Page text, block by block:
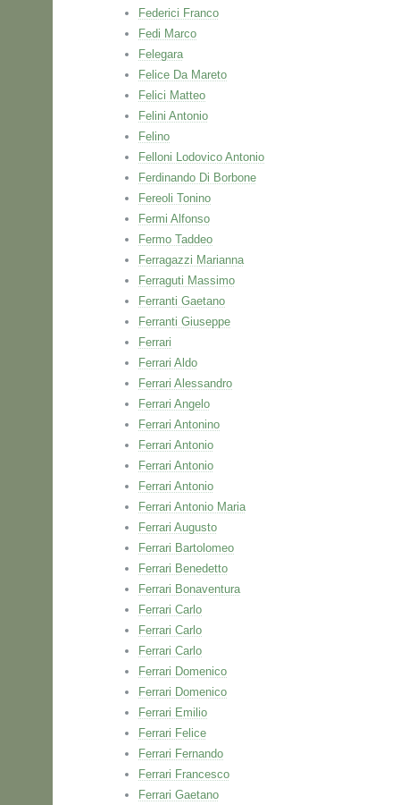
Federici Franco
Fedi Marco
Felegara
Felice Da Mareto
Felici Matteo
Felini Antonio
Felino
Felloni Lodovico Antonio
Ferdinando Di Borbone
Fereoli Tonino
Fermi Alfonso
Fermo Taddeo
Ferragazzi Marianna
Ferraguti Massimo
Ferranti Gaetano
Ferranti Giuseppe
Ferrari
Ferrari Aldo
Ferrari Alessandro
Ferrari Angelo
Ferrari Antonino
Ferrari Antonio
Ferrari Antonio
Ferrari Antonio
Ferrari Antonio Maria
Ferrari Augusto
Ferrari Bartolomeo
Ferrari Benedetto
Ferrari Bonaventura
Ferrari Carlo
Ferrari Carlo
Ferrari Carlo
Ferrari Domenico
Ferrari Domenico
Ferrari Emilio
Ferrari Felice
Ferrari Fernando
Ferrari Francesco
Ferrari Gaetano